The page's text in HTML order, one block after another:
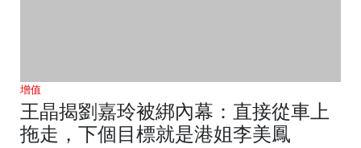
增值
王晶揭劉嘉玲被綁內幕：直接從車上
拖走，下個目標就是港姐李美鳳